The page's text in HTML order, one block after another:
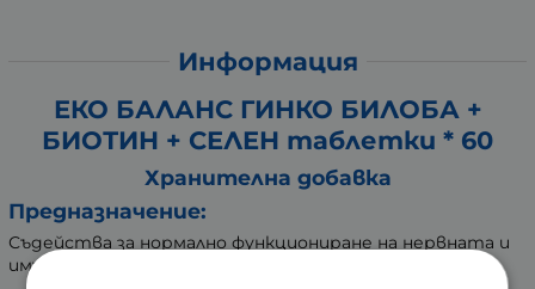
Информация
ЕКО БАЛАНС ГИНКО БИЛОБА +
БИОТИН + СЕЛЕН таблетки * 60
Хранителна добавка
Предназначение:
Съдейства за нормално функциониране на нервната и
имунната системи.